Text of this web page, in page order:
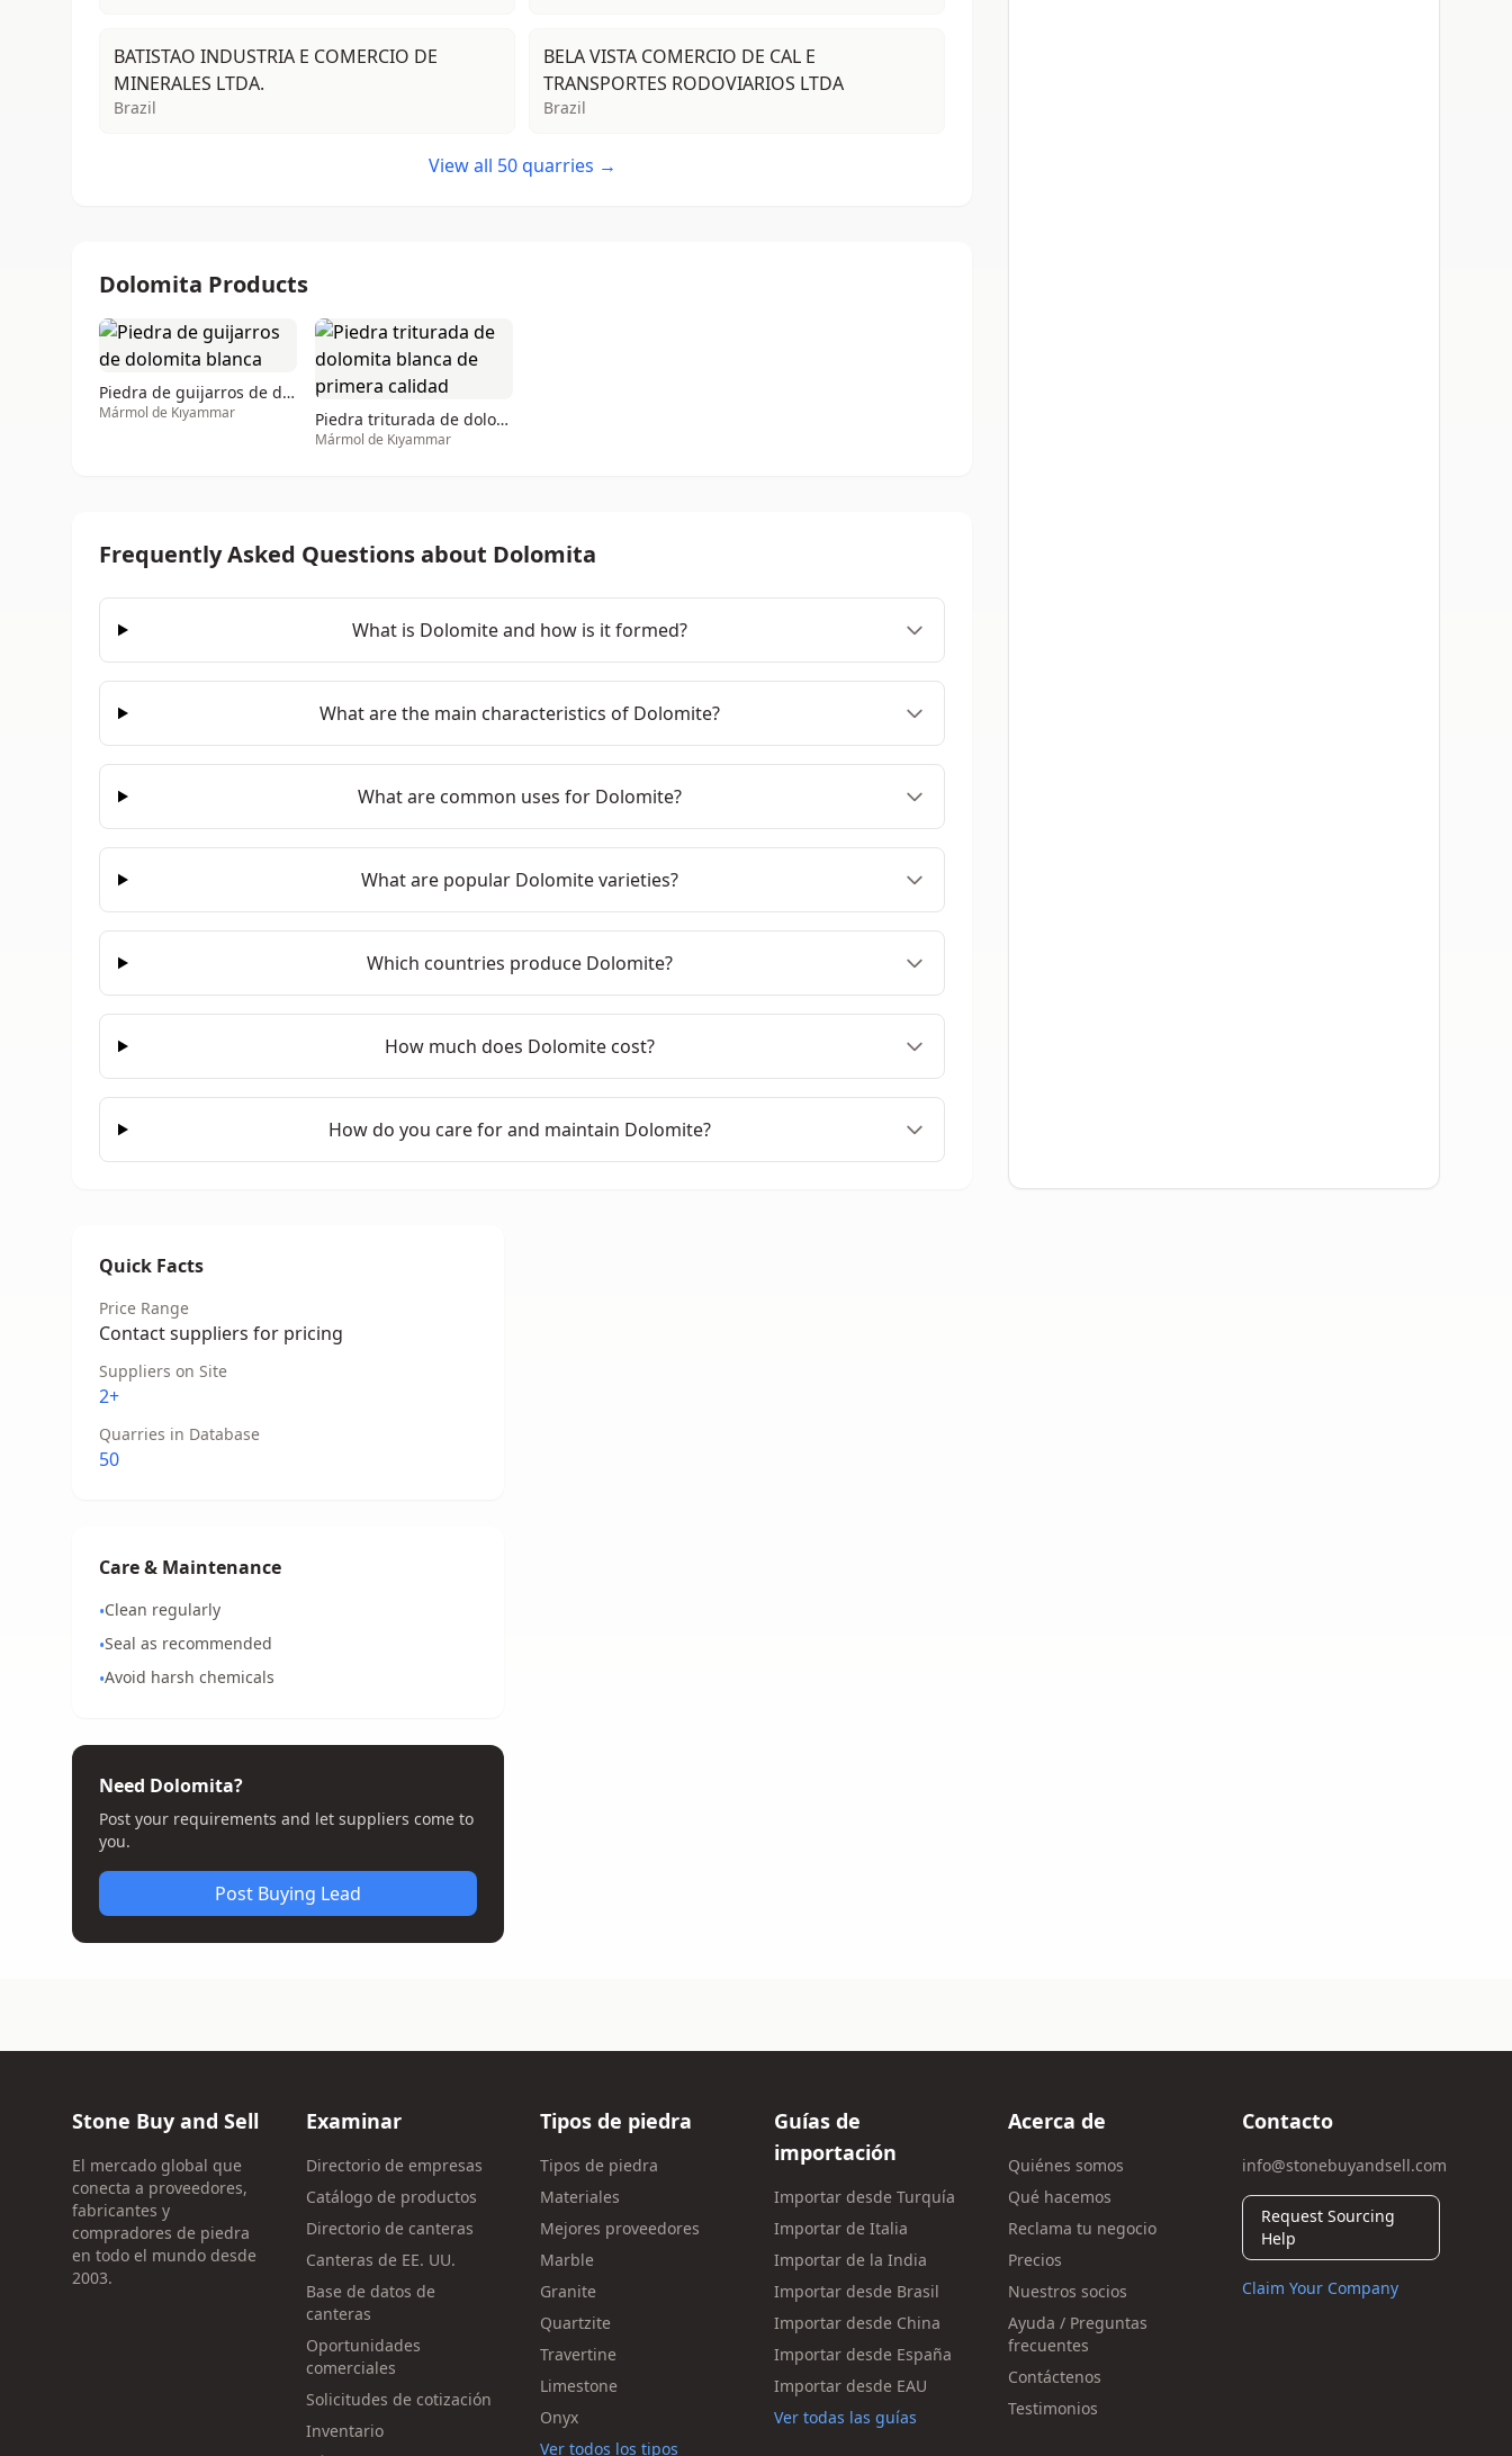
BATISTAO INDUSTRIA E COMERCIO DE
MINERALES LTDA.
Brazil
BELA VISTA COMERCIO DE CAL E
TRANSPORTES RODOVIARIOS LTDA
Brazil
View all 50 quarries →
Dolomita Products
Piedra de guijarros de dolomita blanca
Mármol de Kıyammar Piedra triturada de dolomita blanca de primera calidad
Mármol de Kıyammar
Frequently Asked Questions about Dolomita
What is Dolomite and how is it formed?
What are the main characteristics of Dolomite?
What are common uses for Dolomite?
What are popular Dolomite varieties?
Which countries produce Dolomite?
How much does Dolomite cost?
How do you care for and maintain Dolomite?
Quick Facts
Price Range
Contact suppliers for pricing
Suppliers on Site
2+
Quarries in Database
50
Care & Maintenance
•Clean regularly
•Seal as recommended
•Avoid harsh chemicals
Need Dolomita?
Post your requirements and let suppliers come to
you.
Post Buying Lead
Stone Buy and Sell
El mercado global que
conecta a proveedores,
fabricantes y
compradores de piedra
en todo el mundo desde
2003.
Examinar
Directorio de empresas
Catálogo de productos
Directorio de canteras
Canteras de EE. UU.
Base de datos de
canteras
Oportunidades
comerciales
Solicitudes de cotización
Inventario
Tipos de piedra
Tipos de piedra
Materiales
Mejores proveedores
Marble
Granite
Quartzite
Travertine
Limestone
Onyx
Ver todos los tipos
Guías de
importación
Importar desde Turquía
Importar de Italia
Importar de la India
Importar desde Brasil
Importar desde China
Importar desde España
Importar desde EAU
Ver todas las guías
Acerca de
Quiénes somos
Qué hacemos
Reclama tu negocio
Precios
Nuestros socios
Ayuda / Preguntas
frecuentes
Contáctenos
Testimonios
Contacto
info@stonebuyandsell.com
Request Sourcing
Help
Claim Your Company